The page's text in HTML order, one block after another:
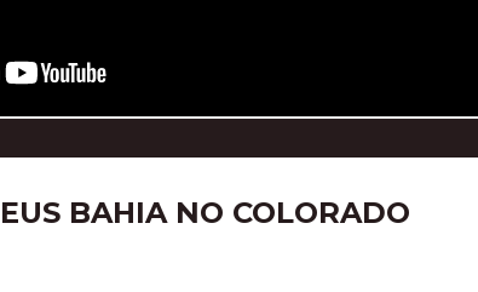
BAHIA NO COLORADO